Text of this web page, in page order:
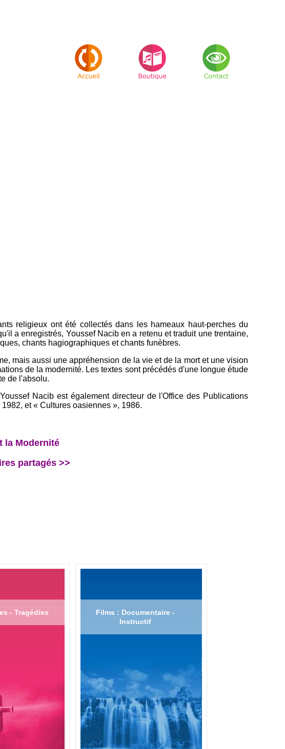
religieux ont été collectés dans les hameaux haut-perches du
a enregistrés, Youssef Nacib en a retenu et traduit une trentaine,
chants hagiographiques et chants funèbres.
mais aussi une appréhension de la vie et de la mort et une vision
de la modernité. Les textes sont précédés d'une longue étude
de l'absolu.
Nacib est également directeur de l'Office des Publications
et « Cultures oasiennes », 1986.
la Modernité
partagés >>
- Tragédies
Films : Documentaire -
Instructif